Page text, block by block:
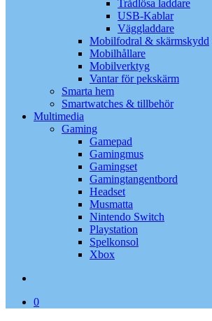
Trådlösa laddare
USB-Kablar
Väggladdare
Mobilfodral & skärmskydd
Mobilhållare
Mobilverktyg
Vantar för pekskärm
Smarta hem
Smartwatches & tillbehör
Multimedia
Gaming
Gamepad
Gamingmus
Gamingset
Gamingtangentbord
Headset
Musmatta
Nintendo Switch
Playstation
Spelkonsol
Xbox
0